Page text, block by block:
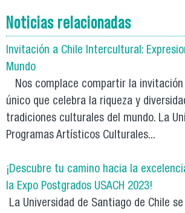
Noticias relacionadas
Invitación a Chile Intercultural:
Mundo
Nos complace compartir la
único que celebra la riqueza y
tradiciones culturales del mundo. La
Programas Artísticos Culturales...
¡Descubre tu camino hacia la
la Expo Postgrados USACH 2023!
La Universidad de Santiago de Chile